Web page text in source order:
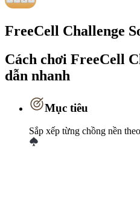
FreeCell Challenge
Cách chơi FreeCell
dẫn nhanh
Mục tiêu
Sắp xếp từng chồng nền